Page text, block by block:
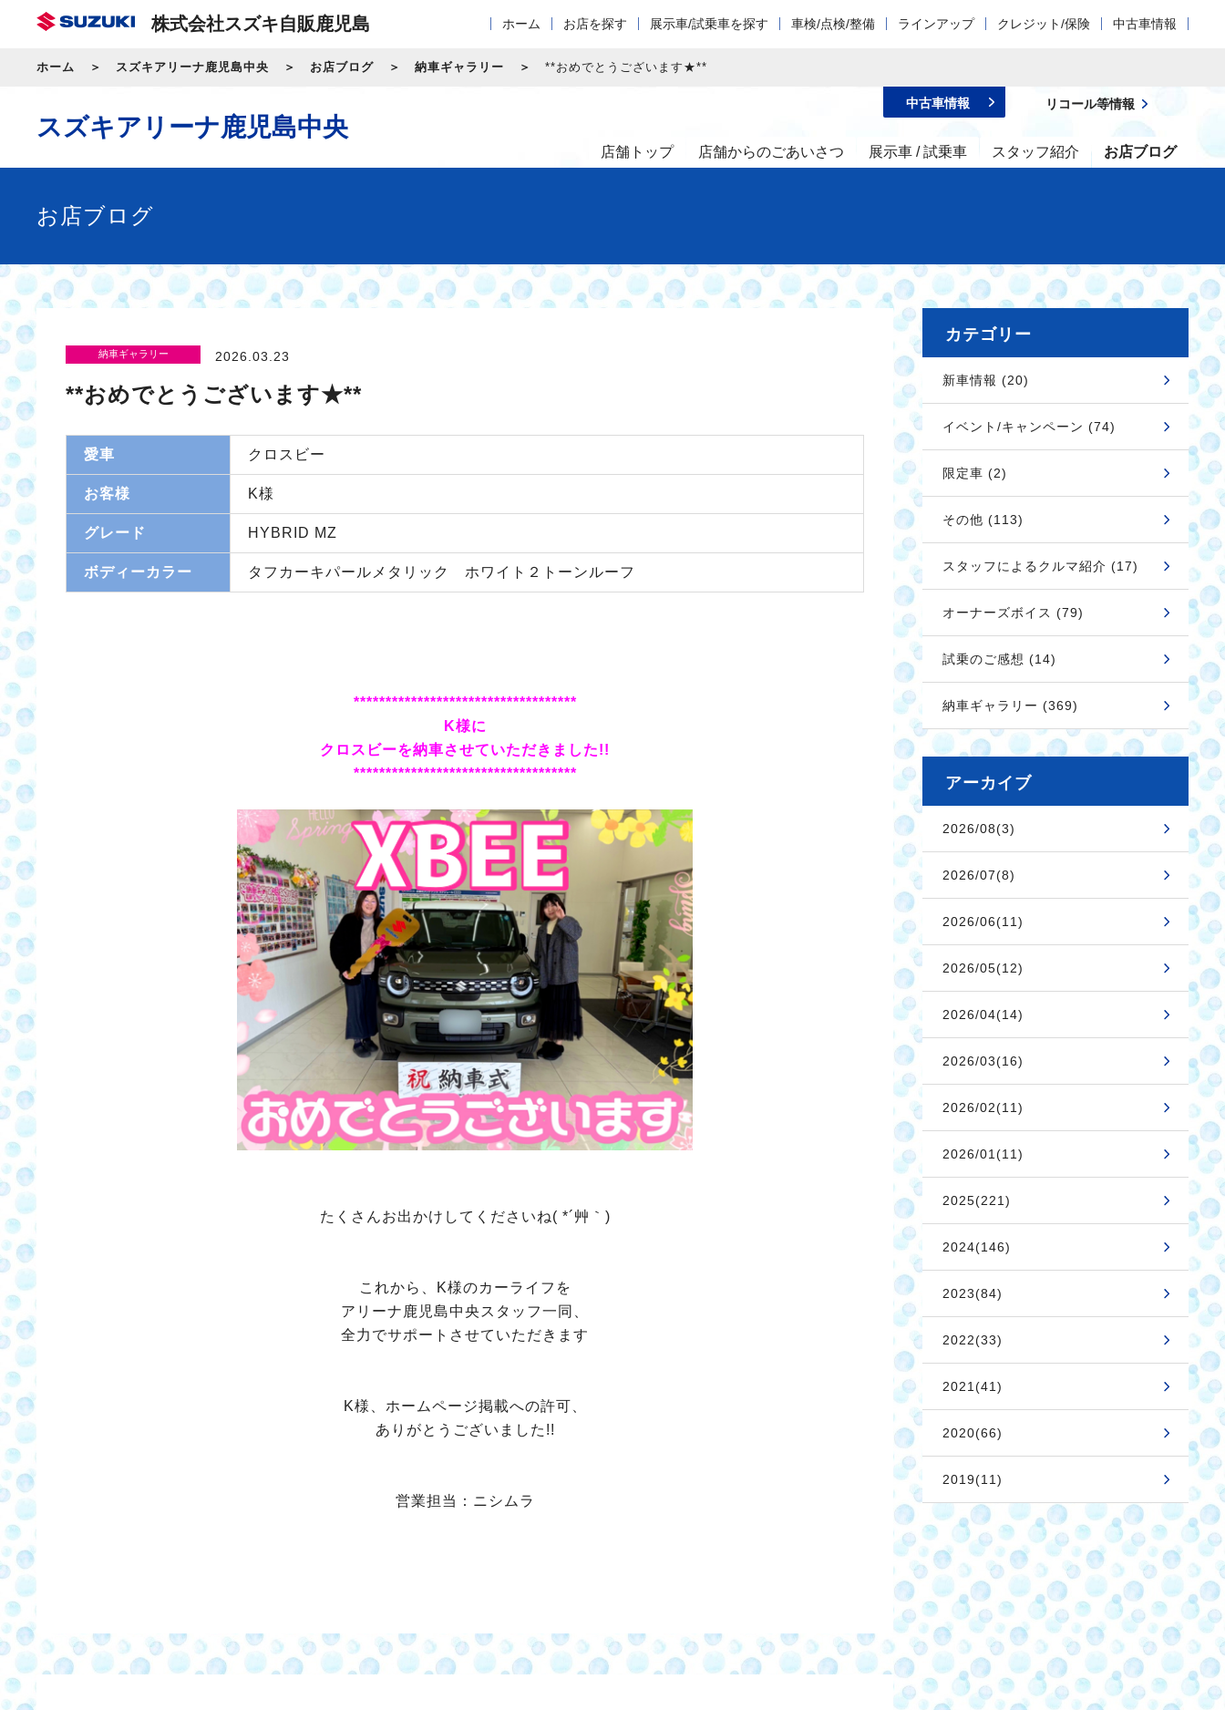
株式会社スズキ自販鹿児島 ホーム お店を探す 展示車/試乗車を探す 車検/点検/整備 ラインアップ クレジット/保険 中古車情報
ホーム スズキアリーナ鹿児島中央 お店ブログ 納車ギャラリー **おめでとうございます★**
スズキアリーナ鹿児島中央
店舗トップ 店舗からのごあいさつ 展示車 / 試乗車 スタッフ紹介 お店ブログ
中古車情報 リコール等情報
お店ブログ
納車ギャラリー 2026.03.23
**おめでとうございます★**
愛車 クロスビー
お客様 K様
グレード HYBRID MZ
ボディーカラー タフカーキパールメタリック ホワイト２トーンルーフ
***********************************
K様に
クロスビーを納車させていただきました!!
***********************************
たくさんお出かけしてくださいね( *´艸｀)
これから、K様のカーライフを
アリーナ鹿児島中央スタッフ一同、
全力でサポートさせていただきます
K様、ホームページ掲載への許可、
ありがとうございました!!
営業担当：ニシムラ
カテゴリー
新車情報 (20)
イベント/キャンペーン (74)
限定車 (2)
その他 (113)
スタッフによるクルマ紹介 (17)
オーナーズボイス (79)
試乗のご感想 (14)
納車ギャラリー (369)
アーカイブ
2026/08(3)
2026/07(8)
2026/06(11)
2026/05(12)
2026/04(14)
2026/03(16)
2026/02(11)
2026/01(11)
2025(221)
2024(146)
2023(84)
2022(33)
2021(41)
2020(66)
2019(11)